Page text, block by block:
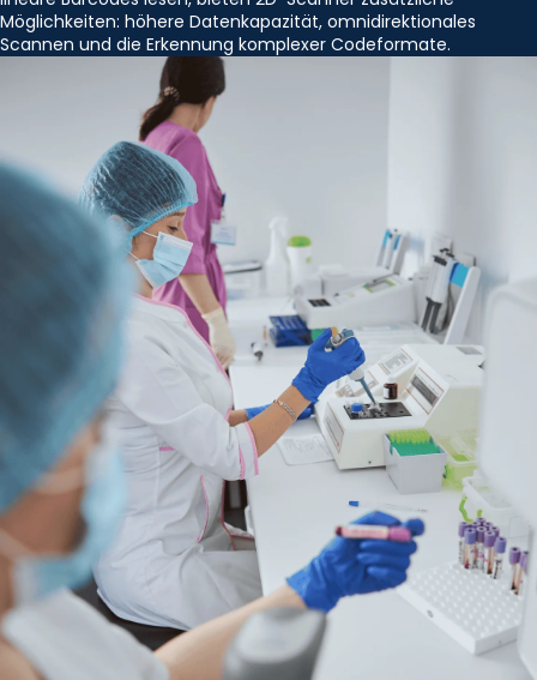
Möglichkeiten: höhere Datenkapazität, omnidirektionales
Scannen und die Erkennung komplexer Codeformate.